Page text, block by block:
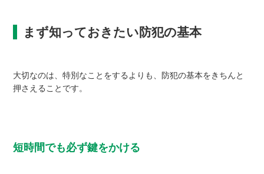
まず知っておきたい防犯の基本
大切なのは、特別なことをするよりも、防犯の基本をきちんと
押さえることです。
短時間でも必ず鍵をかける